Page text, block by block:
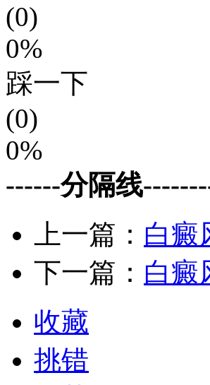
(0)
0%
踩一下
(0)
0%
------分隔线
上一篇： 白癜
下一篇： 白癜
收藏
挑错